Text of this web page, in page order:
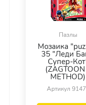
Пазлы
Мозаика
35 "Леди
Супер-
METHOD)
Артикул